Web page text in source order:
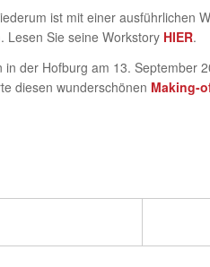
ist mit einer ausführlichen
Lesen Sie seine Workstory HIER.
der Hofburg am 13. September
diesen wunderschönen Making-